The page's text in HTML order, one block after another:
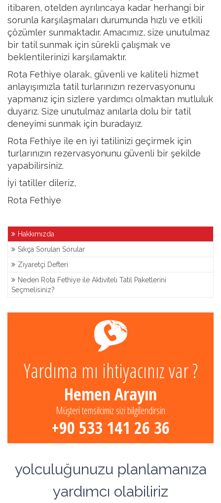
itibaren, otelden ayrılıncaya kadar herhangi bir
sorunla karşılaşmaları durumunda hızlı ve etkili
çözümler sunmaktadır. Amacımız, size unutulmaz
bir tatil sunmak için sürekli çalışmak ve
beklentilerinizi karşılamaktır.
Rota Fethiye olarak, güvenli ve kaliteli hizmet
anlayışımızla tatil turlarınızın rezervasyonunu
yapmanız için sizlere yardımcı olmaktan mutluluk
duyarız. Size unutulmaz anılarla dolu bir tatil
deneyimi sunmak için buradayız.
Rota Fethiye ile en iyi tatilinizi geçirmek için
turlarınızın rezervasyonunu güvenli bir şekilde
yapabilirsiniz.
İyi tatiller dileriz,
Rota Fethiye
Hakkımızda
Sıkça Sorulan Sorular
Ziyaretçi Defteri
Neden Rota Fethiye ile Aktiviteli Tatil Paketlerini
Seçmelisiniz?
Yardıma mı ihtiyacınız var ?
Hemen Arayın
Müşteri temsilcimiz sizi bilgilendirsin
+90 533 141 26 36
yolculuğunuzu planlamanıza
yardımcı olabiliriz